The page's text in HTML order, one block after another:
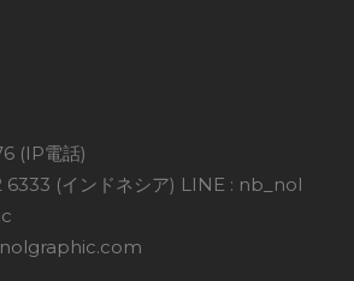
(IP電話)
6333 (インドネシア) LINE : nb_nol